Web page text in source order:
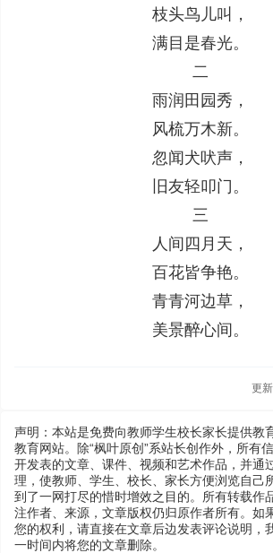
枝头鸟儿叫，
满目是春光。
二
雨润田园秀，
风梳万木新。
忽闻犬吠声，
旧友轻叩门。
三
人间四月天，
百花皆争艳。
青青河边草，
美景醉心间。
更
声明：本站是免费向教师学生校长家长提供教
教育网站。除“枫叶原创”系站长创作外，所有
开发表的文章、课件、视频和艺术作品，并通
理，使教师、学生、校长、家长方便浏览自己
到了一网打尽的惜时增效之目的。所有转载作
注作者、来源，文章版权仍归原作者所有。如
您的权利，请直接在文章后边发表评论说明，
一时间内将您的文章删除。